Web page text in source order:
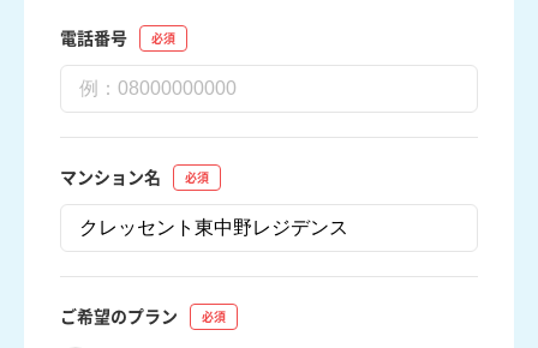
電話番号
マンション名
ご希望のプラン